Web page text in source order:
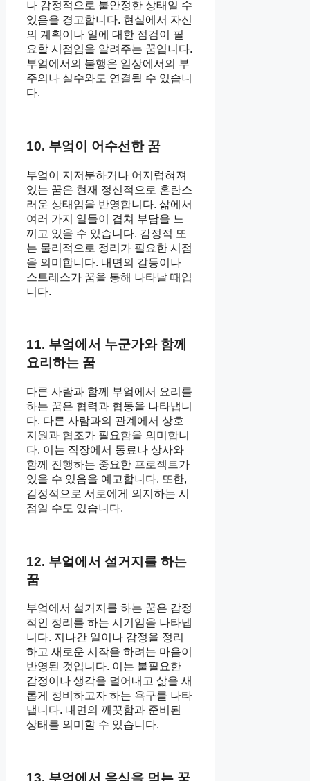
나 감정적으로 불안정한 상태일 수
있음을 경고합니다. 현실에서 자신
의 계획이나 일에 대한 점검이 필
요할 시점임을 알려주는 꿈입니다.
부엌에서의 불행은 일상에서의 부
주의나 실수와도 연결될 수 있습니
다.
10. 부엌이 어수선한 꿈
부엌이 지저분하거나 어지럽혀져
있는 꿈은 현재 정신적으로 혼란스
러운 상태임을 반영합니다. 삶에서
여러 가지 일들이 겹쳐 부담을 느
끼고 있을 수 있습니다. 감정적 또
는 물리적으로 정리가 필요한 시점
을 의미합니다. 내면의 갈등이나
스트레스가 꿈을 통해 나타날 때입
니다.
11. 부엌에서 누군가와 함께
요리하는 꿈
다른 사람과 함께 부엌에서 요리를
하는 꿈은 협력과 협동을 나타냅니
다. 다른 사람과의 관계에서 상호
지원과 협조가 필요함을 의미합니
다. 이는 직장에서 동료나 상사와
함께 진행하는 중요한 프로젝트가
있을 수 있음을 예고합니다. 또한,
감정적으로 서로에게 의지하는 시
점일 수도 있습니다.
12. 부엌에서 설거지를 하는
꿈
부엌에서 설거지를 하는 꿈은 감정
적인 정리를 하는 시기임을 나타냅
니다. 지나간 일이나 감정을 정리
하고 새로운 시작을 하려는 마음이
반영된 것입니다. 이는 불필요한
감정이나 생각을 덜어내고 삶을 새
롭게 정비하고자 하는 욕구를 나타
냅니다. 내면의 깨끗함과 준비된
상태를 의미할 수 있습니다.
13. 부엌에서 음식을 먹는 꿈